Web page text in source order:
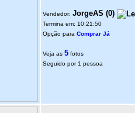
Vendedor: JorgeAS (0)
Termina em: 10:21:50
Opção para Comprar Já
Veja as 5fotos
Seguido por 1 pessoa